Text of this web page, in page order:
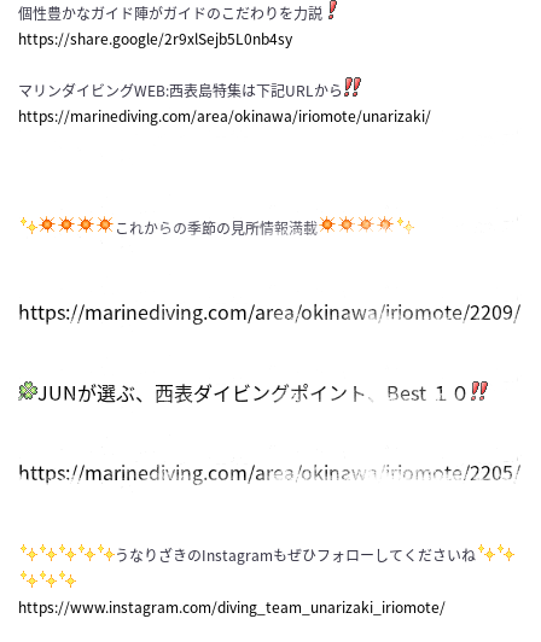
個性豊かなガイド陣がガイドのこだわりを力説
https://share.google/2r9xlSejb5L0nb4sy
マリンダイビングWEB:西表島特集は下記URLから
https://marinediving.com/area/okinawa/iriomote/unarizaki/
これからの季節の見所情報満載
https://marinediving.com/area/okinawa/iriomote/2209/
JUNが選ぶ、西表ダイビングポイント、Best １０
https://marinediving.com/area/okinawa/iriomote/2205/
うなりざきのInstagramもぜひフォローしてくださいね
https://www.instagram.com/diving_team_unarizaki_iriomote/